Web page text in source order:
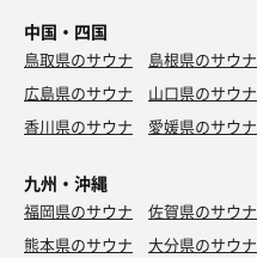
中国・四国
鳥取県のサウナ 島根県のサウナ
広島県のサウナ
山口県のサウナ
香川県のサウナ
愛媛県のサウナ
九州・沖縄
福岡県のサウナ 佐賀県のサウナ
熊本県のサウナ
大分県のサウナ